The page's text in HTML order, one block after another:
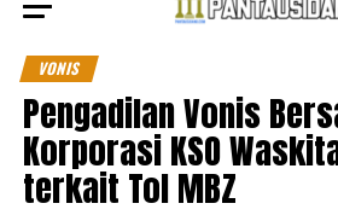
VONIS
Pengadilan Vonis
Korporasi KSO
terkait Tol MBZ